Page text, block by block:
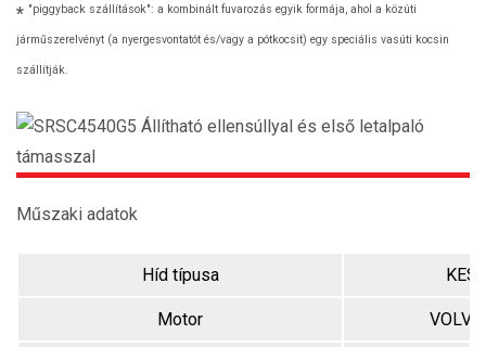
* "piggyback szállítások": a kombinált fuvarozás egyik formája, ahol a közúti
járműszerelvényt (a nyergesvontatót és/vagy a pótkocsit) egy speciális vasúti kocsin
szállítják.
Műszaki adatok
Híd típusa
Motor